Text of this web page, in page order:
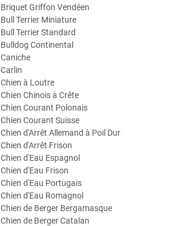
Briquet Griffon Vendéen
Bull Terrier Miniature
Bull Terrier Standard
Bulldog Continental
Caniche
Carlin
Chien à Loutre
Chien Chinois à Crête
Chien Courant Polonais
Chien Courant Suisse
Chien d'Arrêt Allemand à Poil Dur
Chien d'Arrêt Frison
Chien d'Eau Espagnol
Chien d'Eau Frison
Chien d'Eau Portugais
Chien d'Eau Romagnol
Chien de Berger Bergamasque
Chien de Berger Catalan